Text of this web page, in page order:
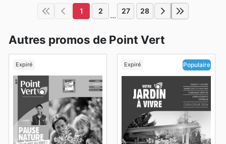
1 2 ... 27 28
Autres promos de Point Vert
Expiré Expiré Populaire